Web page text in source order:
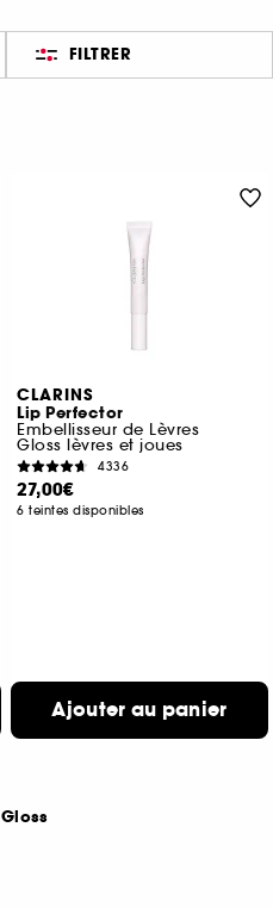
FILTRER
CLARINS
Lip Perfector
Embellisseur de Lèvres
Gloss lèvres et joues
4336
27,00€
6 teintes disponibles
Ajouter au panier
Gloss